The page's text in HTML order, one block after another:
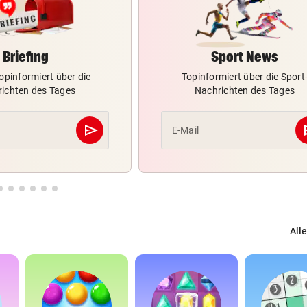
Briefing
über die
des Tages
send
Abschicken
Sport News
Topinformiert über die Sport-
Nachrichten des Tages
E-Mail